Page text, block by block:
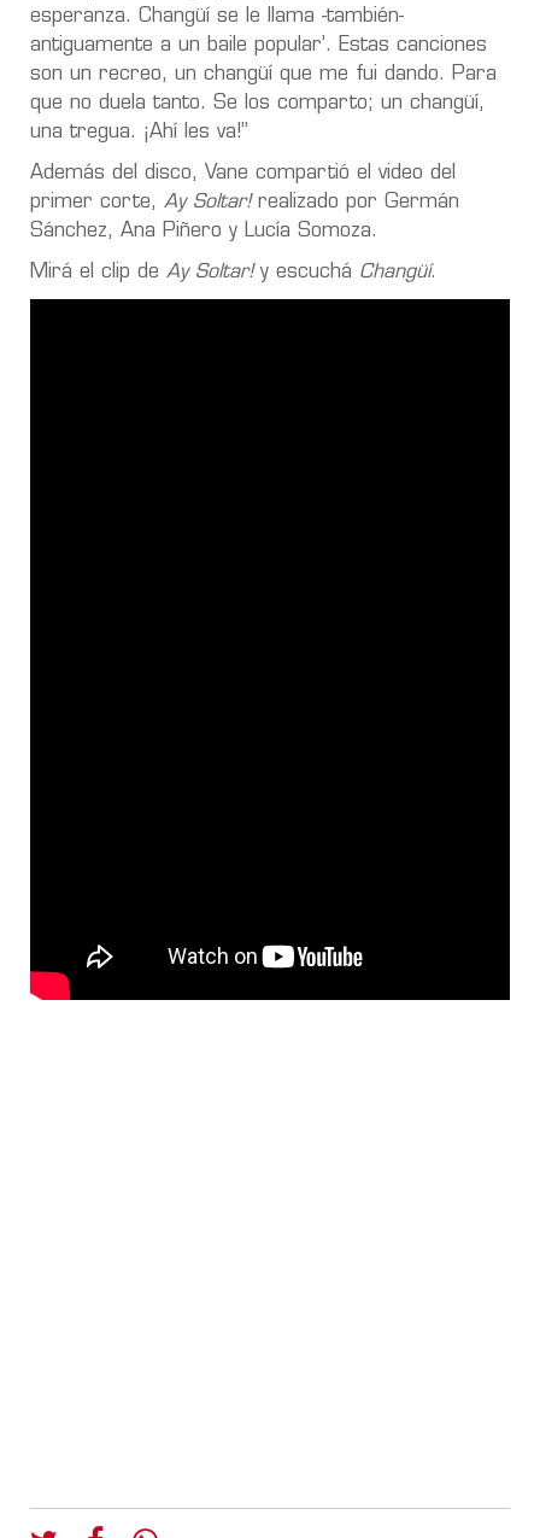
esperanza. Changüí se le llama -también-
antiguamente a un baile popular’. Estas canciones
son un recreo, un changüí que me fui dando. Para
que no duela tanto. Se los comparto; un changüí,
una tregua. ¡Ahí les va!”
Además del disco, Vane compartió el video del
primer corte, Ay Soltar! realizado por Germán
Sánchez, Ana Piñero y Lucía Somoza.
Mirá el clip de Ay Soltar!y escuchá Changüí.